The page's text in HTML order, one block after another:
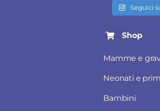
Seguici
Shop
Mamme e
Neonati e
Bambini